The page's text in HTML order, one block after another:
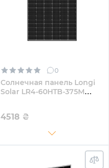
0
Солнечная панель Longi
Solar LR4-60HTB-375M
4518 ₴